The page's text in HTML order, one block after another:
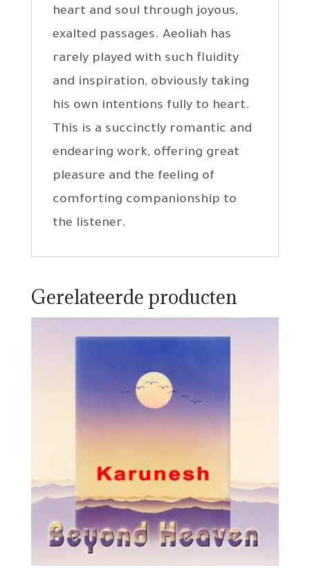
heart and soul through joyous,
exalted passages. Aeoliah has
rarely played with such fluidity
and inspiration, obviously taking
his own intentions fully to heart.
This is a succinctly romantic and
endearing work, offering great
pleasure and the feeling of
comforting companionship to
the listener.
Gerelateerde producten